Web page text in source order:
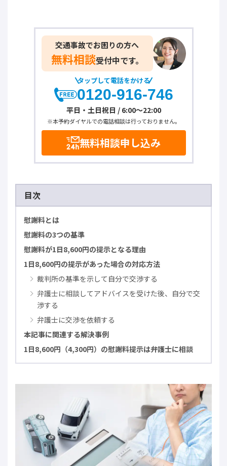
交通事故でお困りの方へ
無料相談受付中です。
タップして電話をかける
0120-916-746
平日・土日祝日 / 6:00～22:00
※本予約ダイヤルでの電話相談は行っておりません。
無料相談申し込み
目次
慰謝料とは
慰謝料の3つの基準
慰謝料が1日8,600円の提示となる理由
1日8,600円の提示があった場合の対応方法
裁判所の基準を示して自分で交渉する
弁護士に相談してアドバイスを受けた後、自分で交
渉する
弁護士に交渉を依頼する
本記事に関連する解決事例
1日8,600円（4,300円）の慰謝料提示は弁護士に相談